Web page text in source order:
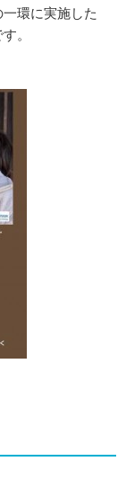
環に実施した
。